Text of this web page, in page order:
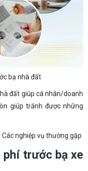
bạ nhà đất
đất giúp cá nhân/doanh
giúp tránh được những
nghiệp vụ thường gặp
phí trước bạ xe